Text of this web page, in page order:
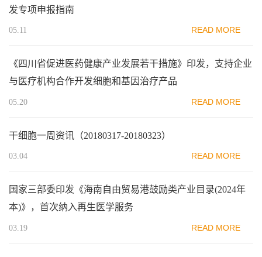
发专项申报指南
05.11 READ MORE
《四川省促进医药健康产业发展若干措施》印发，支持企业
与医疗机构合作开发细胞和基因治疗产品
05.20 READ MORE
干细胞一周资讯（20180317-20180323）
03.04 READ MORE
国家三部委印发《海南自由贸易港鼓励类产业目录(2024年
本)》，首次纳入再生医学服务
03.19 READ MORE